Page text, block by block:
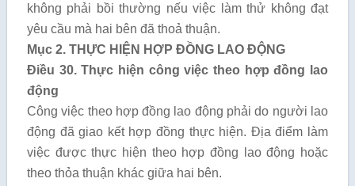
không phải bồi thường nếu việc làm thử không đạt
yêu cầu mà hai bên đã thoả thuận.
Mục 2. THỰC HIỆN HỢP ĐỒNG LAO ĐỘNG
Điều 30. Thực hiện công việc theo hợp đồng lao
động
Công việc theo hợp đồng lao động phải do người lao
động đã giao kết hợp đồng thực hiện. Địa điểm làm
việc được thực hiện theo hợp đồng lao động hoặc
theo thỏa thuận khác giữa hai bên.